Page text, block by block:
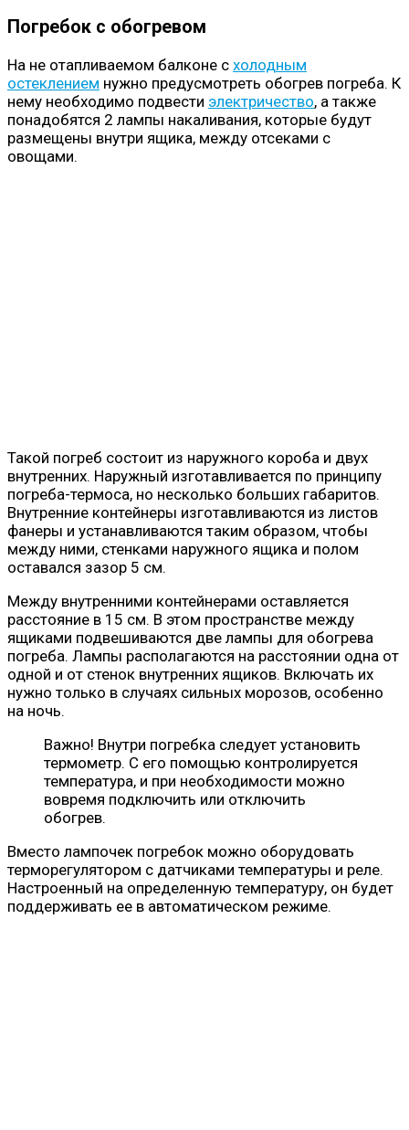
Погребок с обогревом
На не отапливаемом балконе с холодным
остеклением нужно предусмотреть обогрев погреба. К
нему необходимо подвести электричество, а также
понадобятся 2 лампы накаливания, которые будут
размещены внутри ящика, между отсеками с
овощами.
Такой погреб состоит из наружного короба и двух
внутренних. Наружный изготавливается по принципу
погреба-термоса, но несколько больших габаритов.
Внутренние контейнеры изготавливаются из листов
фанеры и устанавливаются таким образом, чтобы
между ними, стенками наружного ящика и полом
оставался зазор 5 см.
Между внутренними контейнерами оставляется
расстояние в 15 см. В этом пространстве между
ящиками подвешиваются две лампы для обогрева
погреба. Лампы располагаются на расстоянии одна от
одной и от стенок внутренних ящиков. Включать их
нужно только в случаях сильных морозов, особенно
на ночь.
Важно! Внутри погребка следует установить
термометр. С его помощью контролируется
температура, и при необходимости можно
вовремя подключить или отключить
обогрев.
Вместо лампочек погребок можно оборудовать
терморегулятором с датчиками температуры и реле.
Настроенный на определенную температуру, он будет
поддерживать ее в автоматическом режиме.